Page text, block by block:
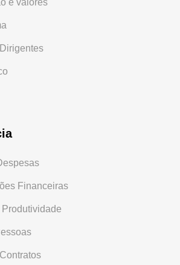
Financeiras
Produtividade